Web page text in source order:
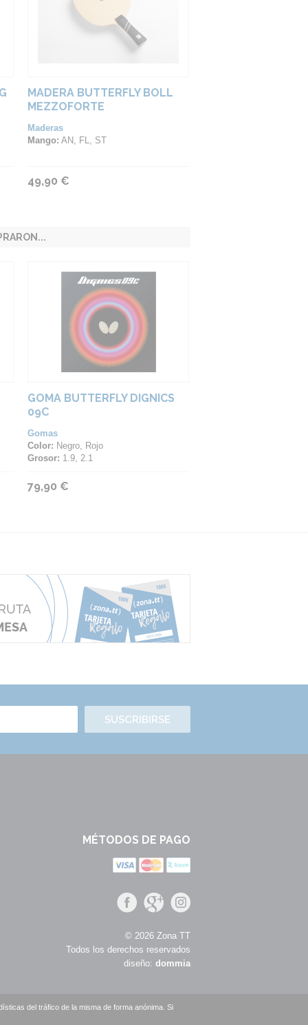
MADERA BUTTERFLY BOLL
MEZZOFORTE
Maderas
Mango: AN, FL, ST
49,90 €
GOMA BUTTERFLY DIGNICS
09C
Gomas
Color: Negro, Rojo
Grosor: 1.9, 2.1
79,90 €
SUSCRIBIRSE
MÉTODOS DE PAGO
© 2026 Zona TT
Todos los derechos reservados
diseño: dommia
del tráfico de la misma de forma anónima. Si